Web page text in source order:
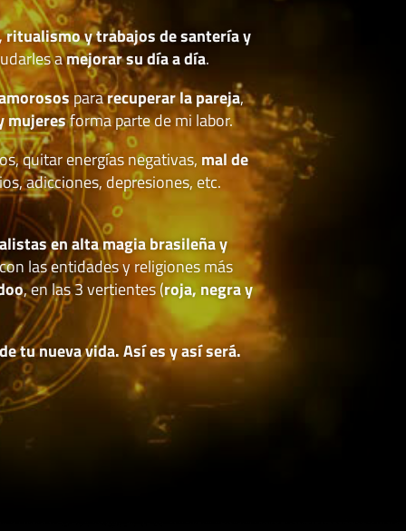
y trabajos de santería y
amejorar su día a día.
pararecuperar la pareja,
mujeresforma parte de mi labor.
quitar energías negativas, mal de
adicciones, depresiones, etc.
en alta magia brasileña y
las entidades y religiones más
, en las 3 vertientes (roja, negra y
tu nueva vida. Así es y así será.